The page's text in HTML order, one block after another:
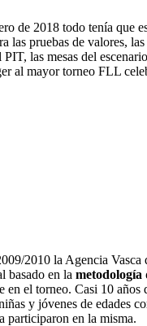
de 2018 todo tenía que
las pruebas de
las mesas del
al mayor torneo FLL
2010 la Agencia Vasca
basado en la metodología
el torneo. Casi 10
y jóvenes de edades
participaron en la misma.